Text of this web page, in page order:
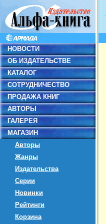
НОВОСТИ
ОБ ИЗДАТЕЛЬСТВЕ
КАТАЛОГ
СОТРУДНИЧЕСТВО
ПРОДАЖА КНИГ
АВТОРЫ
ГАЛЕРЕЯ
МАГАЗИН
Авторы
Жанры
Издательства
Серии
Новинки
Рейтинги
Корзина